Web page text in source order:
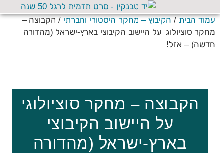
עמוד הבית/הקיבוץ – מחקר היסטורי וחברתי/ הקבוצה –
מחקר סוציולוגי על היישוב הקיבוצי בארץ-ישראל (מהדורה
חדשה) – אזל!
הקבוצה – מחקר סוציולוגי
על היישוב הקיבוצי
בארץ-ישראל (מהדורה